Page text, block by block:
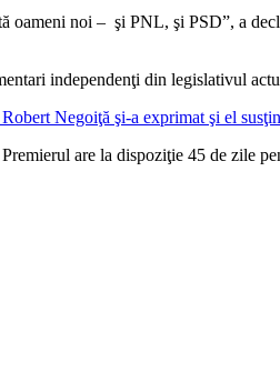
oameni noi – şi PNL, şi PSD”, a
independenţi din legislativul
Negoiţă şi-a exprimat şi el
are la dispoziţie 45 de zile